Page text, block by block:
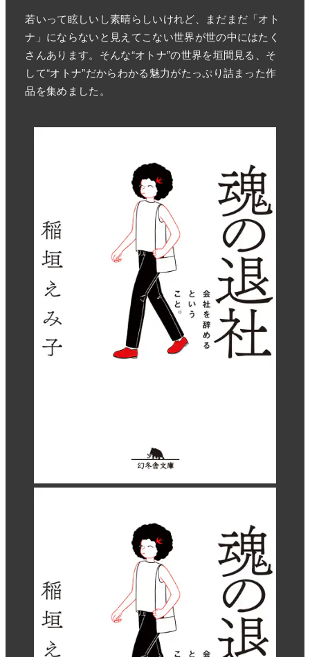
若いって眩しいし素晴らしいけれど、まだまだ「オト
ナ」にならないと見えてこない世界が世の中にはたく
さんあります。そんな“オトナ”の世界を垣間見る、そ
して“オトナ”だからわかる魅力がたっぷり詰まった作
品を集めました。